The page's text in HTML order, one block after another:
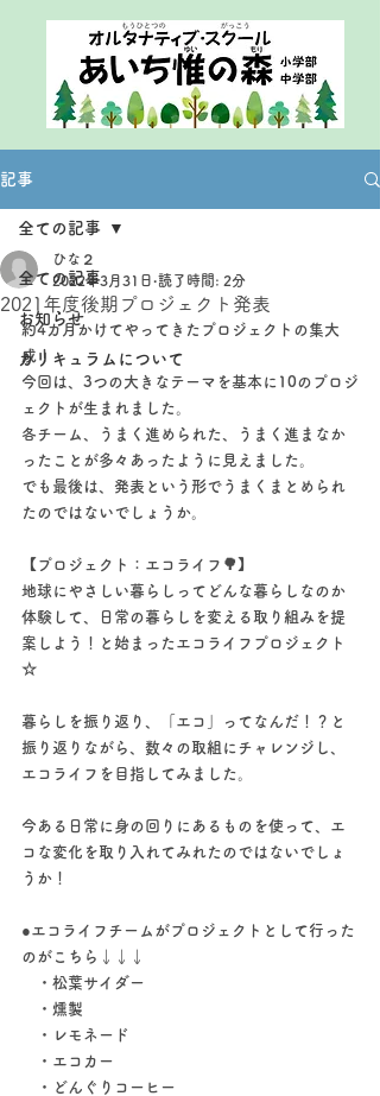
記事
全ての記事
お知らせ
カリキュラムについて
全ての記事
2021年度後期プロジェクト発表
ひな２
2022年3月31日 読了時間: 2分
約4カ月かけてやってきたプロジェクトの集大
成！
今回は、3つの大きなテーマを基本に10のプロジ
ェクトが生まれました。
各チーム、うまく進められた、うまく進まなか
ったことが多々あったように見えました。
でも最後は、発表という形でうまくまとめられ
たのではないでしょうか。
【プロジェクト：エコライフ🌳】
地球にやさしい暮らしってどんな暮らしなのか
体験して、日常の暮らしを変える取り組みを提
案しよう！と始まったエコライフプロジェクト
☆
暮らしを振り返り、「エコ」ってなんだ！？と
振り返りながら、数々の取組にチャレンジし、
エコライフを目指してみました。
今ある日常に身の回りにあるものを使って、エ
コな変化を取り入れてみれたのではないでしょ
うか！
●エコライフチームがプロジェクトとして行った
のがこちら↓↓↓
・松葉サイダー
・燻製
・レモネード
・エコカー
・どんぐりコーヒー